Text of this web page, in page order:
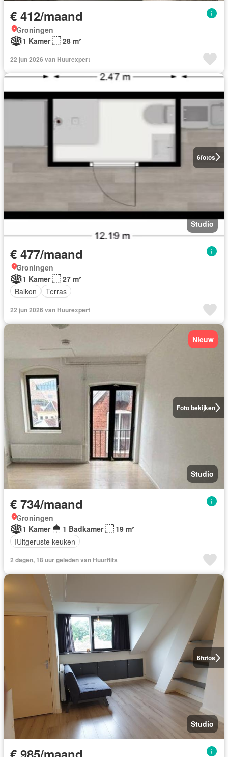
€ 412/maand
Groningen
1 Kamer
28 m²
22 jun 2026 van Huurexpert
6fotos
Studio
€ 477/maand
Groningen
1 Kamer
27 m²
Balkon
Terras
22 jun 2026 van Huurexpert
Foto bekijken
Nieuw
Studio
€ 734/maand
Groningen
1 Kamer
1 Badkamer
19 m²
IUitgeruste keuken
2 dagen, 18 uur geleden van Huurflits
6fotos
Studio